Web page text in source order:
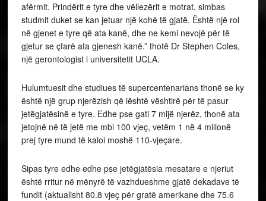
afërmit. Prindërit e tyre dhe vëllezërit e motrat, simbas
studmit duket se kan jetuar një kohë të gjatë. Është një rol
në gjenet e tyre që ata kanë, dhe ne kemi nevojë për të
gjetur se çfarë ata gjenesh kanë.” thotë Dr Stephen Coles,
një gerontologist i universitetit UCLA.
Hulumtuesit dhe studiues të supercentenarians thonë se ky
është një grup njerëzish që iështë vështirë për të pasur
jetëgjatësinë e tyre. Edhe pse gati 7 mijë njerëz, thonë ata
jetojnë në të jetë me mbi 100 vjeç, vetëm 1 në 4 milionë
prej tyre mund të kaloi moshë 110-vjeçare.
Sipas tyre edhe edhe pse jetëgjatësia mesatare e njeriut
është rritur në mënyrë të vazhdueshme gjatë dekadave të
fundit (aktualisht 80.8 vjeç për gratë amerikane dhe 75.6